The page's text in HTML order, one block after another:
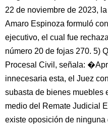
22 de noviembre de 2023,
Amaro Espinoza formuló
ejecutivo, el cual fue
número 20 de fojas 270. 5)
Procesal Civil, señala:
innecesaria esta, el Juez
subasta de bienes muebles
medio del Remate Judicial
existe oposición de